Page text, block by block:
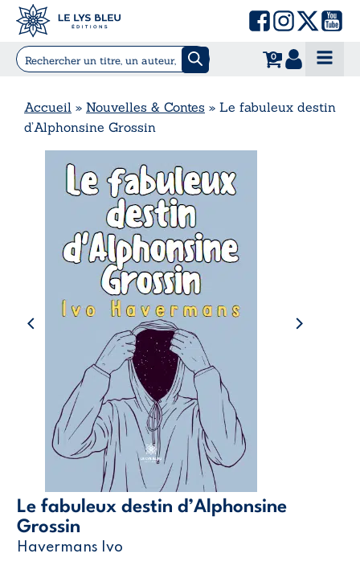
0
Accueil » Nouvelles & Contes » Le fabuleux destin
d’Alphonsine Grossin
Le fabuleux destin d’Alphonsine
Grossin
Havermans Ivo